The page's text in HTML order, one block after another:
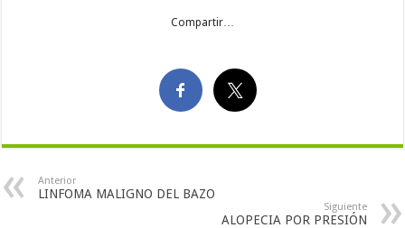
Compartir…
Anterior
LINFOMA MALIGNO DEL BAZO
Siguiente
ALOPECIA POR PRESIÓN